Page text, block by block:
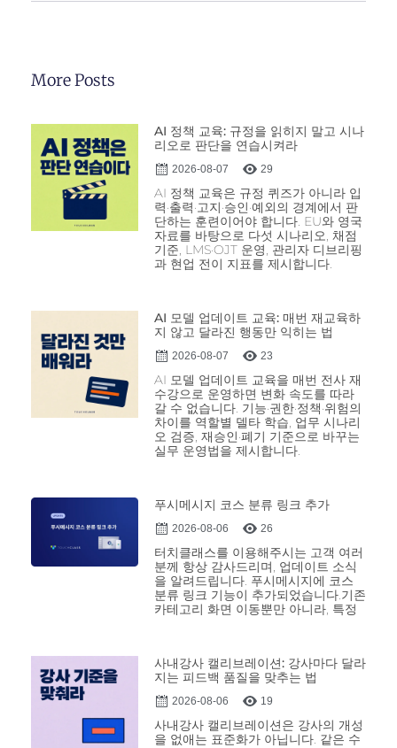
More Posts
AI 정책 교육: 규정을 읽히지 말고 시나
리오로 판단을 연습시켜라
2026-08-07 29
AI 정책 교육은 규정 퀴즈가 아니라 입
력·출력·고지·승인·예외의 경계에서 판
단하는 훈련이어야 합니다. EU와 영국
자료를 바탕으로 다섯 시나리오, 채점
기준, LMS·OJT 운영, 관리자 디브리핑
과 현업 전이 지표를 제시합니다.
AI 모델 업데이트 교육: 매번 재교육하
지 않고 달라진 행동만 익히는 법
2026-08-07 23
AI 모델 업데이트 교육을 매번 전사 재
수강으로 운영하면 변화 속도를 따라
갈 수 없습니다. 기능·권한·정책·위험의
차이를 역할별 델타 학습, 업무 시나리
오 검증, 재승인·폐기 기준으로 바꾸는
실무 운영법을 제시합니다.
푸시메시지 코스 분류 링크 추가
2026-08-06 26
터치클래스를 이용해주시는 고객 여러
분께 항상 감사드리며, 업데이트 소식
을 알려드립니다. 푸시메시지에 코스
분류 링크 기능이 추가되었습니다.기존
카테고리 화면 이동뿐만 아니라, 특정
사내강사 캘리브레이션: 강사마다 달라
지는 피드백 품질을 맞추는 법
2026-08-06 19
사내강사 캘리브레이션은 강사의 개성
을 없애는 표준화가 아닙니다. 같은 수